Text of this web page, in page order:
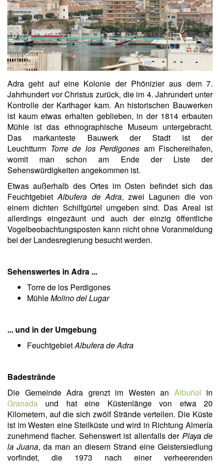
Adra geht auf eine Kolonie der Phönizier aus dem 7.
Jahrhundert vor Christus zurück, die im 4. Jahrundert unter
Kontrolle der Karthager kam. An historischen Bauwerken
ist kaum etwas erhalten geblieben, in der 1814 erbauten
Mühle ist das ethnographische Museum untergebracht.
Das markanteste Bauwerk der Stadt ist der
Leuchtturm Torre de los Perdigones am Fischereihafen,
womit man schon am Ende der Liste der
Sehenswürdigkeiten angekommen ist.
Etwas außerhalb des Ortes im Osten befindet sich das
FeuchtgebietAlbufera de Adra, zwei Lagunen die von
einem dichten Schilfgürtel umgeben sind. Das Areal ist
allerdings eingezäunt und auch der einzig öffentliche
Vogelbeobachtungsposten kann nicht ohne Voranmeldung
bei der Landesregierung besucht werden.
Sehenswertes in Adra ...
Torre de los Perdigones
MühleMolino del Lugar
... und in der Umgebung
FeuchtgebietAlbufera de Adra
Badestrände
Die Gemeinde Adra grenzt im Westen an Albuñol in
Granada und hat eine Küstenlänge von etwa 20
Kilometern, auf die sich zwölf Strände verteilen. Die Küste
ist im Westen eine Steilküste und wird in Richtung Almería
zunehmend flacher. Sehenswert ist allenfalls der Playa de
la Juana, da man an diesem Strand eine Geistersiedlung
vorfindet, die 1973 nach einer verheerenden